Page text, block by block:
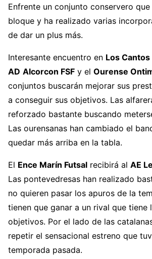
Enfrente un conjunto conservero que
bloque y ha realizado varias
de dar un plus más.
Interesante encuentro en Los Cantos
AD Alcorcon FSF y el Ourense
conjuntos buscarán mejorar sus
a conseguir sus objetivos. Las
reforzado bastante buscando
Las ourensanas han cambiado el
quedar más arriba en la tabla.
El Ence Marín Futsal recibirá al AE
Las pontevedresas han realizado
no quieren pasar los apuros de la
tienen que ganar a un rival que tiene
objetivos. Por el lado de las
repetir el sensacional estreno que
temporada pasada.